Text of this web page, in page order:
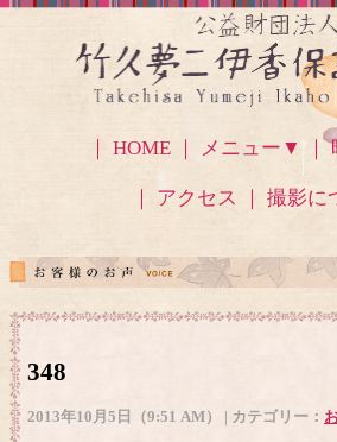
｜ HOME ｜ メニュー▼
｜ アクセス ｜ 撮影に
348
2013年10月5日（9:51 AM） | カテゴリー：